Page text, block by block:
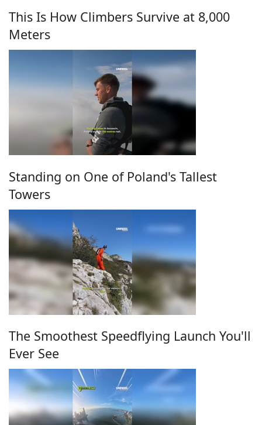
This Is How Climbers Survive at 8,000
Meters
Standing on One of Poland's Tallest
Towers
The Smoothest Speedflying Launch You'll
Ever See